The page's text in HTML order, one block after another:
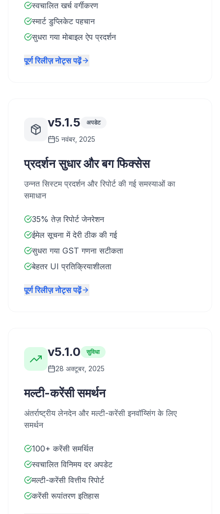
स्वचालित खर्च वर्गीकरण
स्मार्ट डुप्लिकेट पहचान
सुधरा गया मोबाइल ऐप प्रदर्शन
पूर्ण रिलीज़ नोट्स पढ़ें
v5.1.5 अपडेट
5 नवंबर, 2025
प्रदर्शन सुधार और बग फिक्सेस
उन्नत सिस्टम प्रदर्शन और रिपोर्ट की गई समस्याओं का
समाधान
35% तेज़ रिपोर्ट जेनरेशन
ईमेल सूचना में देरी ठीक की गई
सुधरा गया GST गणना सटीकता
बेहतर UI प्रतिक्रियाशीलता
पूर्ण रिलीज़ नोट्स पढ़ें
v5.1.0 सुविधा
28 अक्टूबर, 2025
मल्टी-करेंसी समर्थन
अंतर्राष्ट्रीय लेनदेन और मल्टी-करेंसी इनवॉय्सिंग के लिए
समर्थन
100+ करेंसी समर्थित
स्वचालित विनिमय दर अपडेट
मल्टी-करेंसी वित्तीय रिपोर्ट
करेंसी रूपांतरण इतिहास